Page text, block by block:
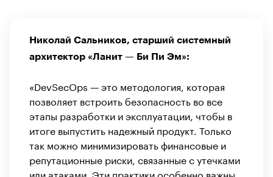
Николай Сальников, старший системный
архитектор «Ланит — Би Пи Эм»:
«DevSecOps — это методология, которая
позволяет встроить безопасность во все
этапы разработки и эксплуатации, чтобы в
итоге выпустить надежный продукт. Только
так можно минимизировать финансовые и
репутационные риски, связанные с утечками
или атаками. Эти практики особенно важны